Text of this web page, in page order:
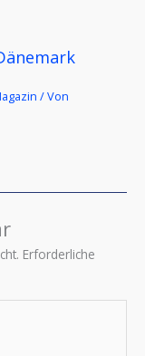
/ Von
Erforderliche